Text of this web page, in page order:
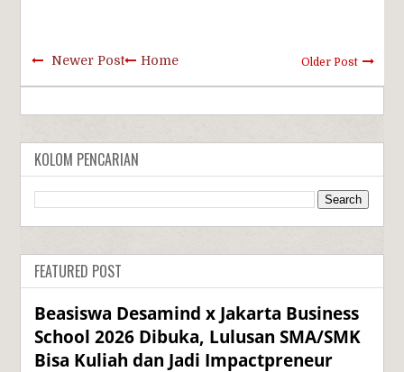
Newer Post Older Post
Home
KOLOM PENCARIAN
FEATURED POST
Beasiswa Desamind x Jakarta Business
School 2026 Dibuka, Lulusan SMA/SMK
Bisa Kuliah dan Jadi Impactpreneur